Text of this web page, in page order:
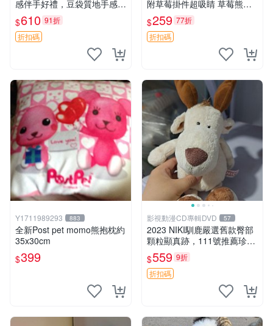
感伴手好禮，豆袋質地手感
佳，抱枕小熊 recom 推薦 白
色豆袋 玩具
$610 91折
折扣碼
附草莓掛件超吸睛 草莓熊手
提包 草莓掛件 可愛portunes
e
$259 77折
折扣碼
Y1711989293 883
全新Post pet momo熊抱枕約
35x30cm
$399
影視動漫CD專輯DVD 57
2023 NIKI馴鹿嚴選舊款臀部
顆粒顯真跡，111號推薦珍藏
品 馴鹿 舊款 尾巴顆粒
$559 9折
折扣碼